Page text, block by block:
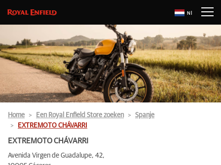
Nl
Home Een Royal Enfield Store zoeken
Spanje
EXTREMOTO CHÁVARRI
EXTREMOTO CHÁVARRI
Avenida Virgen de Guadalupe, 42,